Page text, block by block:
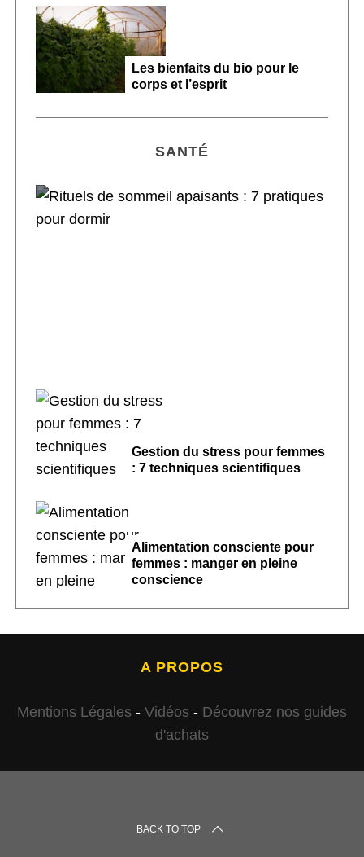
Les bienfaits du bio pour le
corps et l’esprit
SANTÉ
Gestion du stress pour femmes
: 7 techniques scientifiques
Alimentation consciente pour
femmes : manger en pleine
conscience
A PROPOS
Mentions Légales - Vidéos - Découvrez nos guides
d'achats
BACK TO TOP